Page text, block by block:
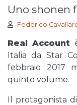
uno
Federico
Real Account
Italia da Star
febbraio 2017
quinto volume.
Il protagonista